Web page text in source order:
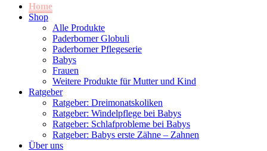
Home
Shop
Alle Produkte
Paderborner Globuli
Paderborner Pflegeserie
Babys
Frauen
Weitere Produkte für Mutter und Kind
Ratgeber
Ratgeber: Dreimonatskoliken
Ratgeber: Windelpflege bei Babys
Ratgeber: Schlafprobleme bei Babys
Ratgeber: Babys erste Zähne – Zahnen
Über uns